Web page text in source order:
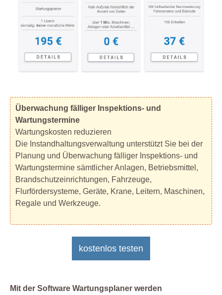
Überwachung fälliger Inspektions- und
Wartungstermine
Wartungskosten reduzieren
Die Instandhaltungsverwaltung unterstützt Sie bei der
Planung und Überwachung fälliger Inspektions- und
Wartungstermine sämtlicher Anlagen, Betriebsmittel,
Brandschutzeinrichtungen, Fahrzeuge,
Flurfördersysteme, Geräte, Krane, Leitern, Maschinen,
Regale und Werkzeuge.
kostenlos testen
Mit der Software Wartungsplaner werden